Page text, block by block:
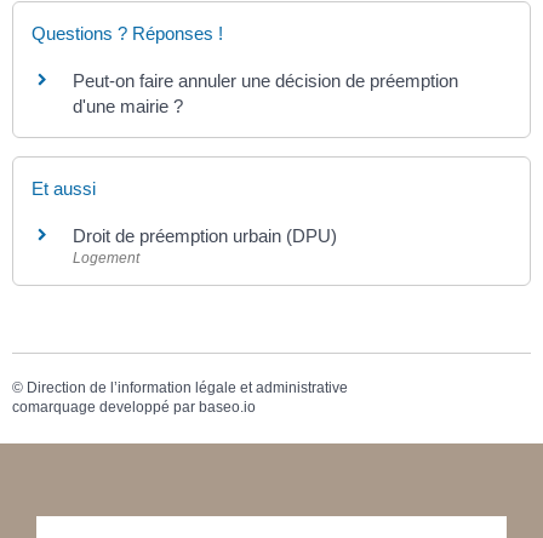
Questions ? Réponses !
Peut-on faire annuler une décision de préemption
d'une mairie ?
Et aussi
Droit de préemption urbain (DPU)
Logement
© Direction de l’information légale et administrative
comarquage developpé par baseo.io